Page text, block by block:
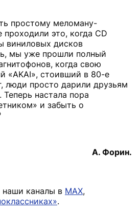
простому меломану-
это, когда CD
виниловых дисков
мы уже прошли полный
когда свою
«AKAI», стоивший в 80-е
люди просто дарили друзьям
Теперь настала пора
и забыть о
А. Форин.
наши каналы в MAX,
.